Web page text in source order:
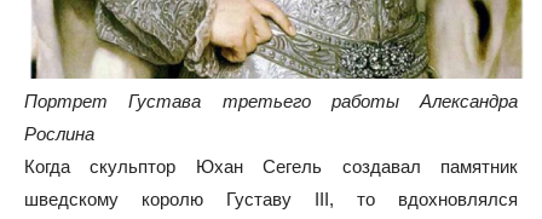
Портрет Густава третьего работы Александра
Рослина
Когда скульптор Юхан Сегель создавал памятник
шведскому королю Густаву III, то вдохновлялся